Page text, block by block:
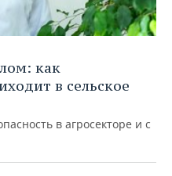
как
в сельское
в агросекторе и с